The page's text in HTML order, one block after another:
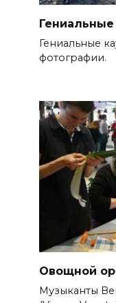
Гениальные
фотографии.
Овощной
Музыканты